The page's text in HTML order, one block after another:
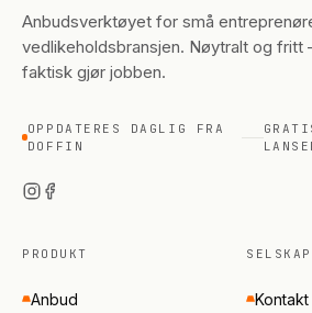
Anbudsverktøyet for små
vedlikeholdsbransjen. Nøytralt og
faktisk gjør jobben.
OPPDATERES DAGLIG FRA
DOFFIN
PRODUKT
Anbud
SELSKAP
Kontakt